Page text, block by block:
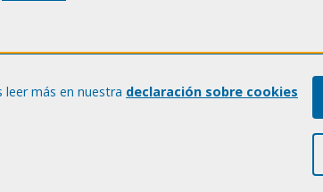
más en nuestra declaración sobre cookies